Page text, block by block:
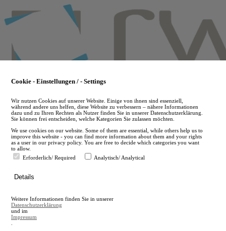
to
main
en
A
A
Cookie - Einstellungen / - Settings
Wir nutzen Cookies auf unserer Website. Einige von ihnen sind essenziell,
während andere uns helfen, diese Website zu verbessern – nähere Informationen
dazu und zu Ihren Rechten als Nutzer finden Sie in unserer Datenschutzerklärung.
Sie können frei entscheiden, welche Kategorien Sie zulassen möchten.
We use cookies on our website. Some of them are essential, while others help us to
improve this website - you can find more information about them and your rights
as a user in our privacy policy. You are free to decide which categories you want
to allow.
Erforderlich/ Required
Analytisch/ Analytical
Details
Weitere Informationen finden Sie in unserer
Datenschutzerklärung
und im
Impressum